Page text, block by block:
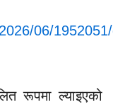
06/
रूपमा ल्याइएको